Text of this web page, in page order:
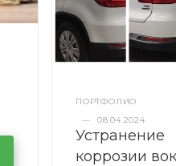
ПОРТФОЛИО
—
08.04.2024
Устранение
коррозии